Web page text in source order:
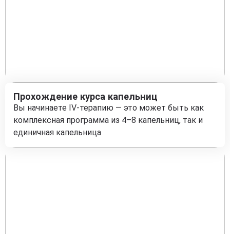
Прохождение курса капельниц
Вы начинаете IV-терапию — это может быть как
комплексная программа из 4–8 капельниц, так и
единичная капельница